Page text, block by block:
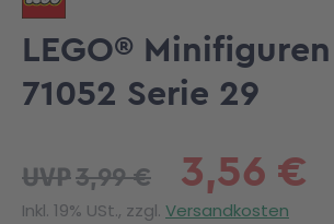
LEGO® Minifiguren
71052 Serie 29
3,56 €
UVP3,99 €
Inkl. 19% USt., zzgl. Versandkosten